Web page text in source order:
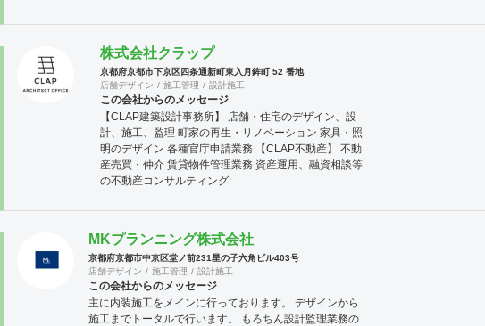
株式会社クラップ
京都府京都市下京区四条通新町東入月鉾町 52 番地
店舗デザイン
施工管理 設計施工
この会社からのメッセージ
【CLAP建築設計事務所】 店舗・住宅のデザイン、設
計、施工、監理 町家の再生・リノベーション 家具・照
明のデザイン 各種官庁申請業務 【CLAP不動産】 不動
産売買・仲介 賃貸物件管理業務 資産運用、融資相談等
の不動産コンサルティング
MKプランニング株式会社
京都府京都市中京区堂ノ前231星の子六角ビル403号
店舗デザイン
施工管理 設計施工
この会社からのメッセージ
主に内装施工をメインに行っております。 デザインから
施工までトータルで行います。 もろちん設計監理業務の